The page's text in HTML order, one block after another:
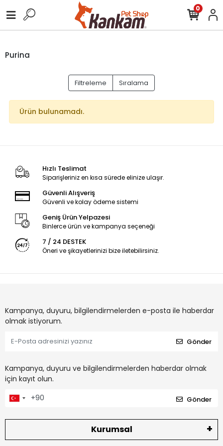
0
Purina
Filtreleme Sıralama
Ürün bulunamadı.
Hızlı Teslimat
Siparişleriniz en kısa sürede elinize ulaşır.
Güvenli Alışveriş
Güvenli ve kolay ödeme sistemi
Geniş Ürün Yelpazesi
Binlerce ürün ve kampanya seçeneği
7 / 24 DESTEK
Öneri ve şikayetlerinizi bize iletebilirsiniz.
Kampanya, duyuru, bilgilendirmelerden e-posta ile haberdar
olmak istiyorum.
Gönder
Kampanya, duyuru ve bilgilendirmelerden haberdar olmak
için kayıt olun.
Gönder
Kurumsal